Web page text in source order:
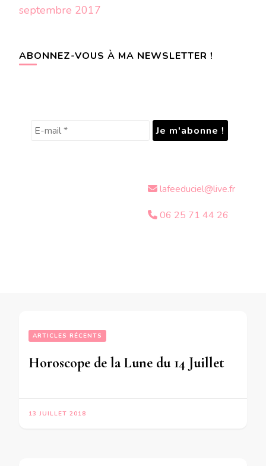
septembre 2017
ABONNEZ-VOUS À MA NEWSLETTER !
lafeeduciel@live.fr
06 25 71 44 26
ARTICLES RÉCENTS
13 JUILLET 2018